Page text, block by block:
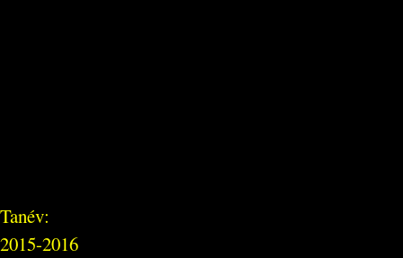
Tanév:
2015-2016